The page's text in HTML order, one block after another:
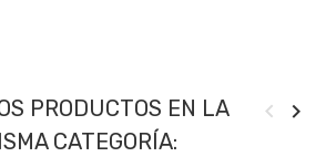
PRODUCTOS EN LA
CATEGORÍA: